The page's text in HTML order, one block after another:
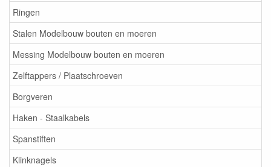
Ringen
Stalen Modelbouw bouten en moeren
Messing Modelbouw bouten en moeren
Zelftappers / Plaatschroeven
Borgveren
Haken - Staalkabels
Spanstiften
Klinknagels